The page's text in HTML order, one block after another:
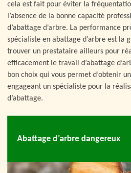
cela est fait pour éviter la
l’absence de la bonne capacité
d’abattage d’arbre. La performance
spécialiste en abattage d’arbre est la
trouver un prestataire ailleurs pour
efficacement le travail d’abattage
bon choix qui vous permet d’obtenir
engageant un spécialiste pour la
d’abattage.
Abattage d’arbre dangereux